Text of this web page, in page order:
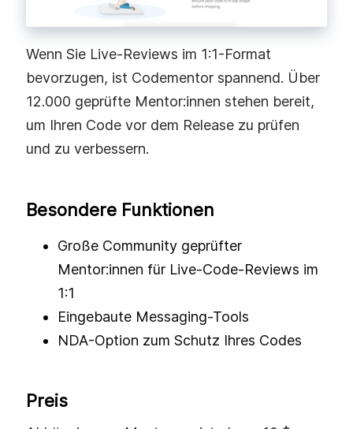
Wenn Sie Live-Reviews im 1:1-Format
bevorzugen, ist Codementor spannend. Über
12.000 geprüfte Mentor:innen stehen bereit,
um Ihren Code vor dem Release zu prüfen
und zu verbessern.
Besondere Funktionen
Große Community geprüfter
Mentor:innen für Live-Code-Reviews im
1:1
Eingebaute Messaging-Tools
NDA-Option zum Schutz Ihres Codes
Preis